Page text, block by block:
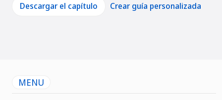
Descargar el capítulo Crear guía personalizada
MENU